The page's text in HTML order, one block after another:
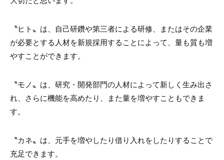
〝ヒト〟は、自己研鑽や第三者による研修、またはその企業
が必要とする人材を新規採用することによって、量も質も増
やすことができます。
〝モノ〟は、研究・開発部門の人材によって新しく生み出さ
れ、さらに機能を高めたり、また量を増やすこともできま
す。
〝カネ〟は、元手を増やしたり借り入れをしたりすることで
充足できます。